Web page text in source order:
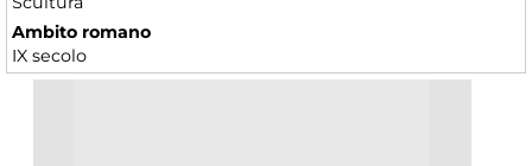
Ambito romano
IX secolo